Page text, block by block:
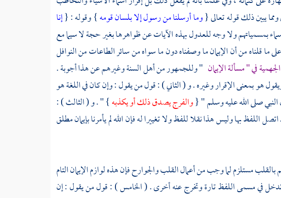
يبين ذلك قوله تعالى {وما أرسلنا من رسول إلا بلسان قومه} وقوله : {إنا
بمسمياتهم ولا وجه للعدول بهذه الآيات عن ظواهرها بغير حجة لا سيما مع
قلناه من أن الإيمان ما وصفناه دون ما سواه من سائر الطاعات من النوافل
الجهميةفي " مسألة الإيمان " وللجمهور منأهل السنةوغيرهم عن هذا أجوبة .
هو بمعنى الإقرار وغيره . و ( الثاني ) : قول من يقول : وإن كان في اللغة هو
صلى الله عليه وسلم " {والفرج يصدق ذلك أو يكذبه} " . و ( الثالث ) :
بها وليس هذا نقلا للفظ ولا تغييرا له فإن الله لم يأمرنا بإيمان مطلق
مستلزم لما وجب من أعمال القلب والجوارح فإن هذه لوازم الإيمان التام
تدخل في مسمى اللفظ تارة وتخرج عنه أخرى . ( الخامس ) : قول من يقول : إن